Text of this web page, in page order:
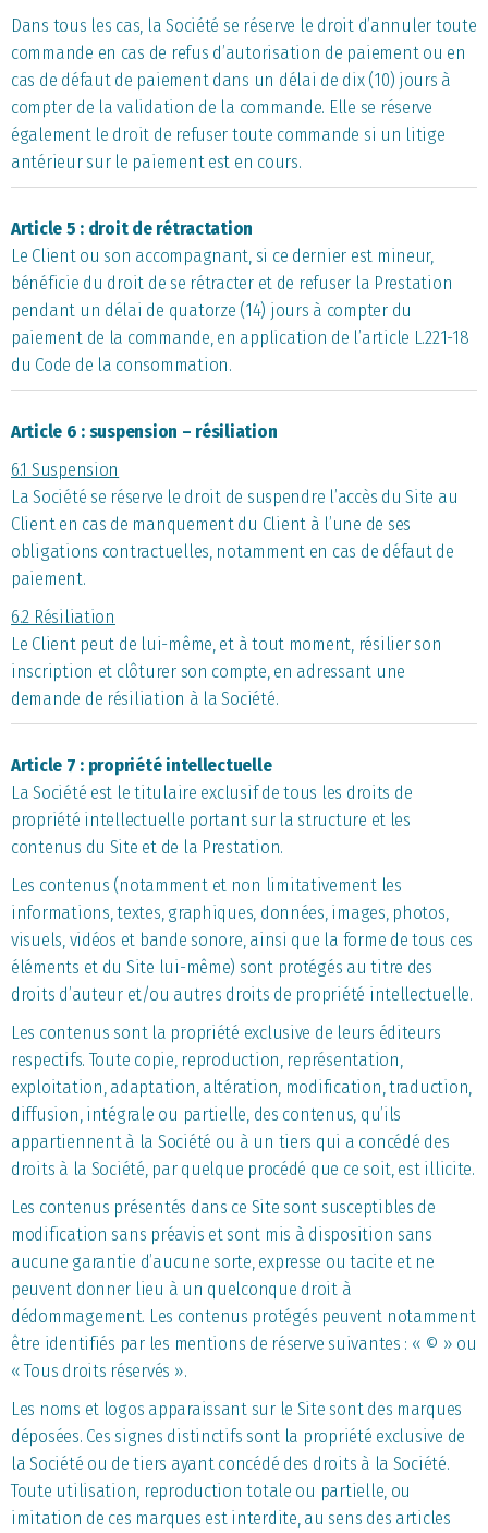
Dans tous les cas, la Société se réserve le droit d’annuler toute
commande en cas de refus d’autorisation de paiement ou en
cas de défaut de paiement dans un délai de dix (10) jours à
compter de la validation de la commande. Elle se réserve
également le droit de refuser toute commande si un litige
antérieur sur le paiement est en cours.
Article 5 : droit de rétractation
Le Client ou son accompagnant, si ce dernier est mineur,
bénéficie du droit de se rétracter et de refuser la Prestation
pendant un délai de quatorze (14) jours à compter du
paiement de la commande, en application de l’article L.221-18
du Code de la consommation.
Article 6 : suspension – résiliation
6.1 Suspension
La Société se réserve le droit de suspendre l’accès du Site au
Client en cas de manquement du Client à l’une de ses
obligations contractuelles, notamment en cas de défaut de
paiement.
6.2 Résiliation
Le Client peut de lui-même, et à tout moment, résilier son
inscription et clôturer son compte, en adressant une
demande de résiliation à la Société.
Article 7 : propriété intellectuelle
La Société est le titulaire exclusif de tous les droits de
propriété intellectuelle portant sur la structure et les
contenus du Site et de la Prestation.
Les contenus (notamment et non limitativement les
informations, textes, graphiques, données, images, photos,
visuels, vidéos et bande sonore, ainsi que la forme de tous ces
éléments et du Site lui-même) sont protégés au titre des
droits d’auteur et/ou autres droits de propriété intellectuelle.
Les contenus sont la propriété exclusive de leurs éditeurs
respectifs. Toute copie, reproduction, représentation,
exploitation, adaptation, altération, modification, traduction,
diffusion, intégrale ou partielle, des contenus, qu’ils
appartiennent à la Société ou à un tiers qui a concédé des
droits à la Société, par quelque procédé que ce soit, est illicite.
Les contenus présentés dans ce Site sont susceptibles de
modification sans préavis et sont mis à disposition sans
aucune garantie d’aucune sorte, expresse ou tacite et ne
peuvent donner lieu à un quelconque droit à
dédommagement. Les contenus protégés peuvent notamment
être identifiés par les mentions de réserve suivantes : « © » ou
« Tous droits réservés ».
Les noms et logos apparaissant sur le Site sont des marques
déposées. Ces signes distinctifs sont la propriété exclusive de
la Société ou de tiers ayant concédé des droits à la Société.
Toute utilisation, reproduction totale ou partielle, ou
imitation de ces marques est interdite, au sens des articles